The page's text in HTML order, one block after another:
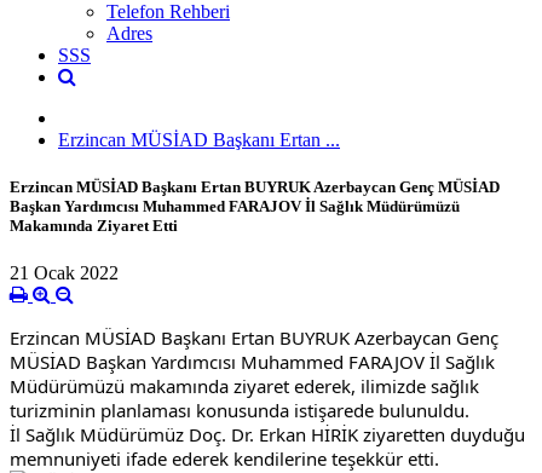
Telefon Rehberi
Adres
SSS
Erzincan MÜSİAD Başkanı Ertan ...
Erzincan MÜSİAD Başkanı Ertan BUYRUK Azerbaycan Genç MÜSİAD
Başkan Yardımcısı Muhammed FARAJOV İl Sağlık Müdürümüzü
Makamında Ziyaret Etti
21 Ocak 2022
Erzincan MÜSİAD Başkanı Ertan BUYRUK Azerbaycan Genç
MÜSİAD Başkan Yardımcısı Muhammed FARAJOV İl Sağlık
Müdürümüzü makamında ziyaret ederek, ilimizde sağlık
turizminin planlaması konusunda istişarede bulunuldu.
İl Sağlık Müdürümüz Doç. Dr. Erkan HİRİK ziyaretten duyduğu
memnuniyeti ifade ederek kendilerine teşekkür etti.